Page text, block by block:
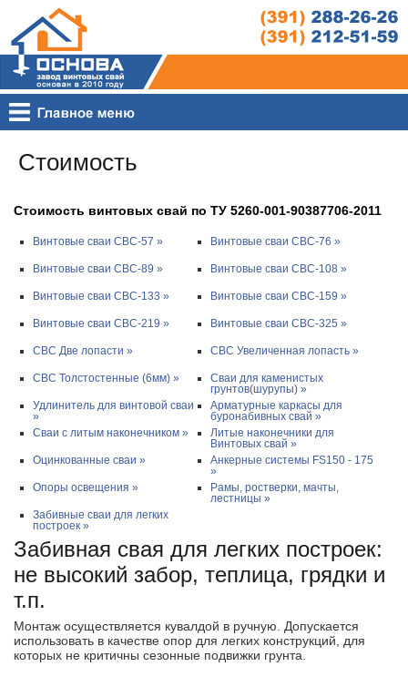
Стоимость
Стоимость винтовых свай по ТУ 5260-001-90387706-2011
Винтовые сваи СВС-57 » Винтовые сваи СВС-76 »
Винтовые сваи СВС-89 » Винтовые сваи СВС-108 »
Винтовые сваи СВС-133 » Винтовые сваи СВС-159 »
Винтовые сваи СВС-219 » Винтовые сваи СВС-325 »
СВС Две лопасти » СВС Увеличенная лопасть »
СВС Толстостенные (6мм) »
Сваи для каменистых
грунтов(шурупы) »
Удлинитель для винтовой сваи
»
Арматурные каркасы для
буронабивных свай »
Сваи с литым наконечником »
Литые наконечники для
Винтовых свай »
Оцинкованные сваи »
Анкерные системы FS150 - 175
»
Опоры освещения »
Рамы, ростверки, мачты,
лестницы »
Забивные сваи для легких
построек »
Забивная свая для легких построек:
не высокий забор, теплица, грядки и
т.п.
Монтаж осуществляется кувалдой в ручную. Допускается
использовать в качестве опор для легких конструкций, для
которых не критичны сезонные подвижки грунта.